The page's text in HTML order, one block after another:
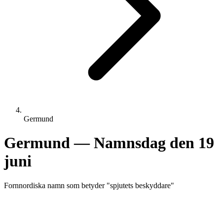
Germund
Germund— Namnsdag den 19
juni
Fornnordiska namn som betyder "spjutets beskyddare"